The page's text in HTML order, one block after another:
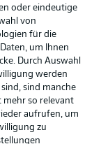
verwalten
oder eindeutige
von
für die
um Ihnen
Durch Auswahl
werden
sind manche
mehr so relevant
aufrufen, um
zu